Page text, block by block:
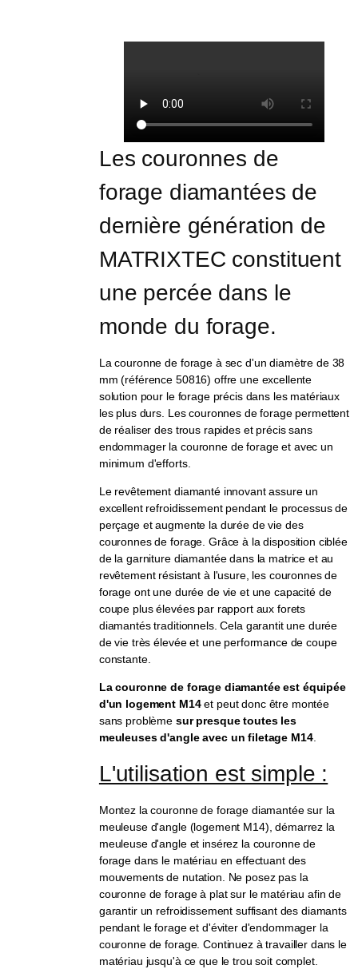
Les couronnes de
forage diamantées de
dernière génération de
MATRIXTEC constituent
une percée dans le
monde du forage.
La couronne de forage à sec d'un diamètre de 38
mm (référence 50816) offre une excellente
solution pour le forage précis dans les matériaux
les plus durs. Les couronnes de forage permettent
de réaliser des trous rapides et précis sans
endommager la couronne de forage et avec un
minimum d'efforts.
Le revêtement diamanté innovant assure un
excellent refroidissement pendant le processus de
perçage et augmente la durée de vie des
couronnes de forage. Grâce à la disposition ciblée
de la garniture diamantée dans la matrice et au
revêtement résistant à l'usure, les couronnes de
forage ont une durée de vie et une capacité de
coupe plus élevées par rapport aux forets
diamantés traditionnels. Cela garantit une durée
de vie très élevée et une performance de coupe
constante.
La couronne de forage diamantée est équipée
d'un logement M14et peut donc être montée
sans problème sur presque toutes les
meuleuses d'angle avec un filetage M14.
L'utilisation est simple :
Montez la couronne de forage diamantée sur la
meuleuse d'angle (logement M14), démarrez la
meuleuse d'angle et insérez la couronne de
forage dans le matériau en effectuant des
mouvements de nutation. Ne posez pas la
couronne de forage à plat sur le matériau afin de
garantir un refroidissement suffisant des diamants
pendant le forage et d'éviter d'endommager la
couronne de forage. Continuez à travailler dans le
matériau jusqu'à ce que le trou soit complet.